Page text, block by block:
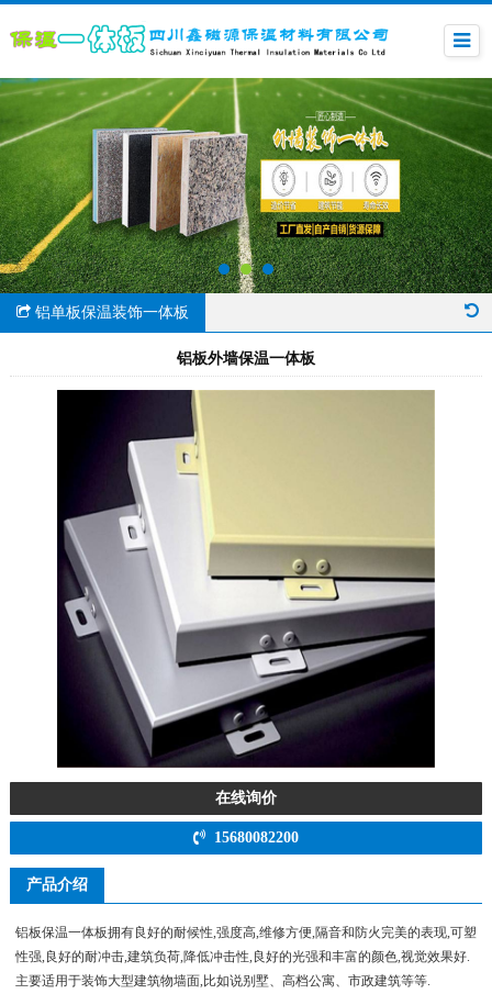
铝单板保温装饰一体板
铝板外墙保温一体板
在线询价
15680082200
产品介绍
铝板保温一体板拥有良好的耐候性,强度高,维修方便,隔音和防火完美的表现,可塑
性强,良好的耐冲击,建筑负荷,降低冲击性,良好的光强和丰富的颜色,视觉效果好.
主要适用于装饰大型建筑物墙面,比如说别墅、高档公寓、市政建筑等等.